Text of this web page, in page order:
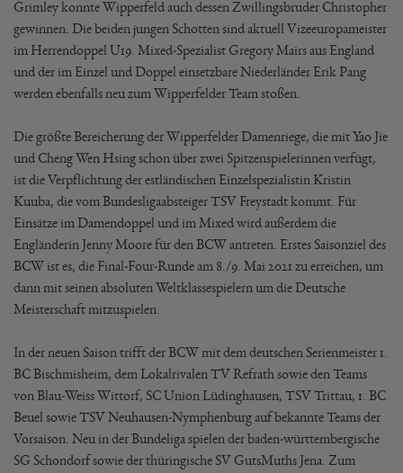
Grimley konnte Wipperfeld auch dessen Zwillingsbruder Christopher
gewinnen. Die beiden jungen Schotten sind aktuell Vizeeuropameister
im Herrendoppel U19. Mixed-Spezialist Gregory Mairs aus England
und der im Einzel und Doppel einsetzbare Niederländer Erik Pang
werden ebenfalls neu zum Wipperfelder Team stoßen.
Die größte Bereicherung der Wipperfelder Damenriege, die mit Yao Jie
und Cheng Wen Hsing schon über zwei Spitzenspielerinnen verfügt,
ist die Verpflichtung der estländischen Einzelspezialistin Kristin
Kuuba, die vom Bundesligaabsteiger TSV Freystadt kommt. Für
Einsätze im Damendoppel und im Mixed wird außerdem die
Engländerin Jenny Moore für den BCW antreten. Erstes Saisonziel des
BCW ist es, die Final-Four-Runde am 8./9. Mai 2021 zu erreichen, um
dann mit seinen absoluten Weltklassespielern um die Deutsche
Meisterschaft mitzuspielen.
In der neuen Saison trifft der BCW mit dem deutschen Serienmeister 1.
BC Bischmisheim, dem Lokalrivalen TV Refrath sowie den Teams
von Blau-Weiss Wittorf, SC Union Lüdinghausen, TSV Trittau, 1. BC
Beuel sowie TSV Neuhausen-Nymphenburg auf bekannte Teams der
Vorsaison. Neu in der Bundeliga spielen der baden-württembergische
SG Schondorf sowie der thüringische SV GutsMuths Jena. Zum